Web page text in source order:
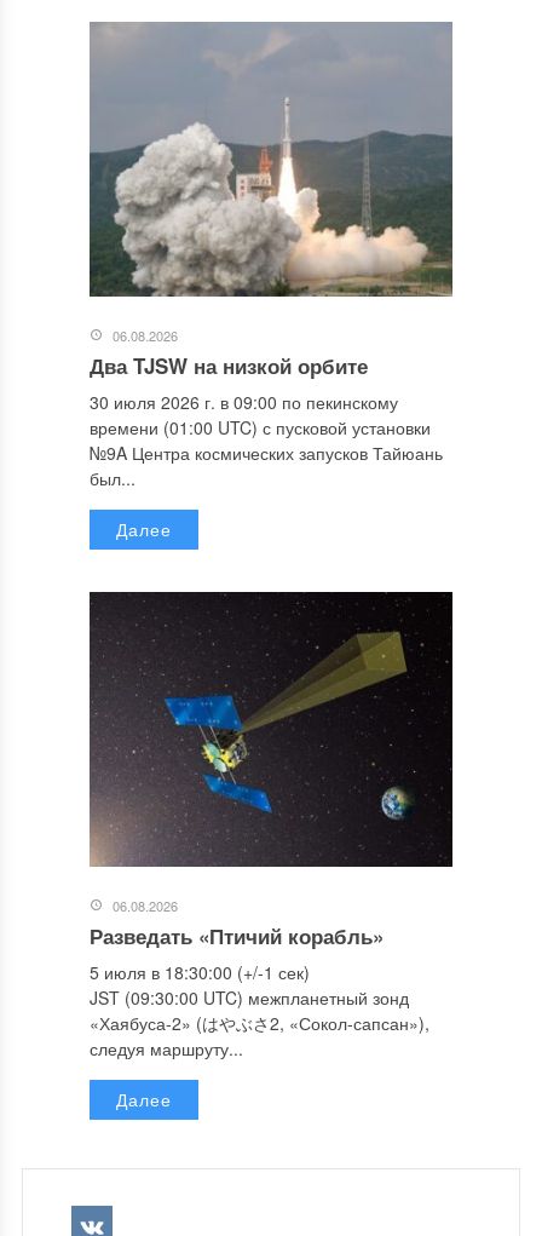
06.08.2026
Два TJSW на низкой орбите
30 июля 2026 г. в 09:00 по пекинскому
времени (01:00 UTC) с пусковой установки
№9A Центра космических запусков Тайюань
был...
Далее
06.08.2026
Разведать «Птичий корабль»
5 июля в 18:30:00 (+/-1 сек)
JST (09:30:00 UTC) межпланетный зонд
«Хаябуса-2» (はやぶさ2, «Сокол-сапсан»),
следуя маршруту...
Далее